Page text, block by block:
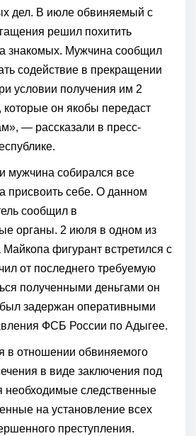
дел. В июле обвиняемый с
решил похитить
знакомых. Мужчина сообщил
содействие в прекращении
условии получения им 2
он якобы передаст
— рассказали в пресс-
мужчина собирался все
присвоить себе. О данном
сообщил в
органы. 2 июля в одном из
Майкопа фигурант встретился с
от последнего требуемую
полученными деньгами он
был задержан оперативными
ФСБ России по Адыгее.
в отношении обвиняемого
в виде заключения под
необходимые следственные
на установление всех
преступления.